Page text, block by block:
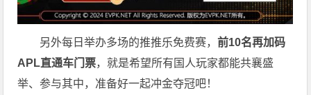
另外每日举办多场的推推乐免费赛，前10名再加码
APL直通车门票，就是希望所有国人玩家都能共襄盛
举、参与其中，准备好一起冲金夺冠吧！